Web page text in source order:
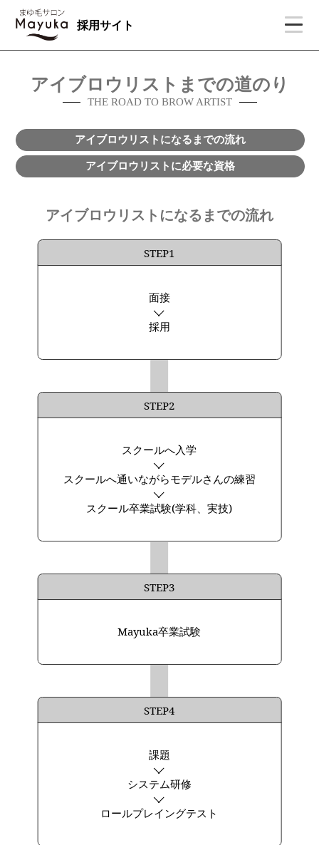
採用サイト
アイブロウリストまでの道のり
THE ROAD TO BROW ARTIST
アイブロウリストになるまでの流れ
アイブロウリストに必要な資格
アイブロウリストになるまでの流れ
STEP1
面接
採用
STEP2
スクールへ入学
スクールへ通いながらモデルさんの練習
スクール卒業試験(学科、実技)
STEP3
Mayuka卒業試験
STEP4
課題
システム研修
ロールプレイングテスト